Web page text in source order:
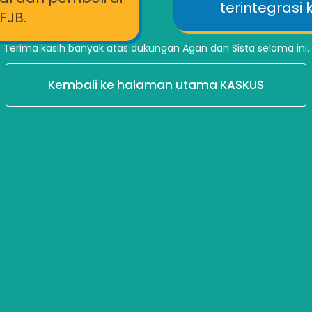
terintegrasi
Terima kasih banyak atas dukungan Agan dan Sista selama ini.
Kembali ke halaman utama KASKUS